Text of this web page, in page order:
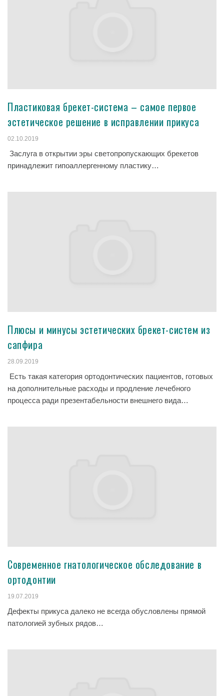
Пластиковая брекет-система – самое первое
эстетическое решение в исправлении прикуса
02.10.2019
Заслуга в открытии эры светопропускающих брекетов
принадлежит гипоаллергенному пластику…
Плюсы и минусы эстетических брекет-систем из
сапфира
28.09.2019
Есть такая категория ортодонтических пациентов, готовых
на дополнительные расходы и продление лечебного
процесса ради презентабельности внешнего вида…
Современное гнатологическое обследование в
ортодонтии
19.07.2019
Дефекты прикуса далеко не всегда обусловлены прямой
патологией зубных рядов…